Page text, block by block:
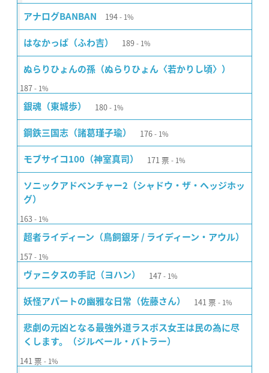
アナログBANBAN 194 1%
はなかっぱ（ふわ吉） 189 1%
ぬらりひょんの孫（ぬらりひょん〈若かりし頃〉）
187 1%
銀魂（東城歩） 180 1%
鋼鉄三国志（諸葛瑾子瑜） 176 1%
モブサイコ100（神室真司） 171 票 1%
ソニックアドベンチャー2（シャドウ・ザ・ヘッジホッ
グ）
163 1%
超者ライディーン（鳥飼銀牙 / ライディーン・アウル）
157 1%
ヴァニタスの手記（ヨハン） 147 1%
妖怪アパートの幽雅な日常（佐藤さん） 141 票 1%
悲劇の元凶となる最強外道ラスボス女王は民の為に尽
くします。（ジルベール・バトラー）
141 票 1%